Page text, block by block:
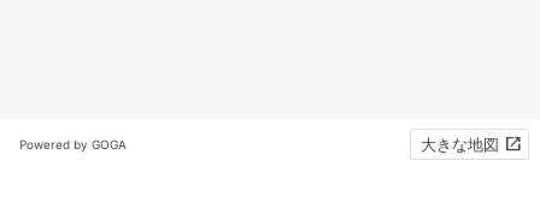
Powered by GOGA 大きな地図